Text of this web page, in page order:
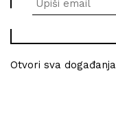
Otvori sva događanja